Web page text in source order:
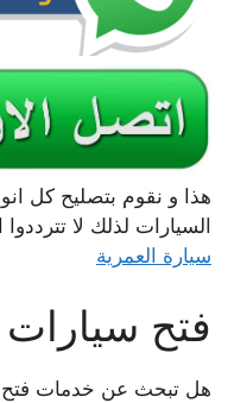
هذا و نقوم بتصليح كل
السيارات لذلك لا
سيارة العمرية
فتح سيارات
هل تبحث عن خدمات فتح